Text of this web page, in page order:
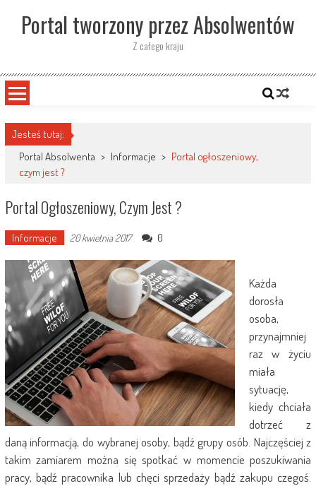
contentPortal tworzony przez Absolwentów
Z całego kraju
Jesteś tutaj:
Portal Absolwenta > Informacje > Portal ogłoszeniowy,
czym jest ?
Portal Ogłoszeniowy, Czym Jest ?
Informacje 20 kwietnia 2017 0
Każda
dorosła
osoba,
przynajmniej
raz w życiu
miała
sytuację,
kiedy chciała
dotrzeć z
daną informacją, do wybranej osoby, bądź grupy osób. Najczęściej z
takim zamiarem można się spotkać w momencie poszukiwania
pracy, bądź pracownika lub chęci sprzedaży bądź zakupu czegoś.